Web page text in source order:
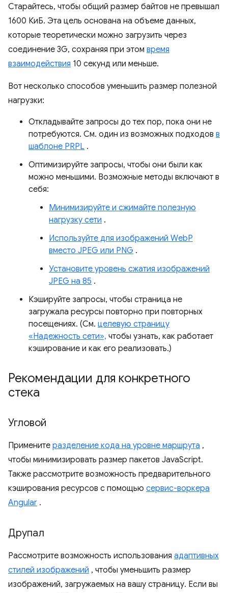
Старайтесь, чтобы общий размер байтов не превышал
1600 КиБ. Эта цель основана на объеме данных,
которые теоретически можно загрузить через
соединение 3G, сохраняя при этом время
взаимодействия 10 секунд или меньше.
Вот несколько способов уменьшить размер полезной
нагрузки:
Откладывайте запросы до тех пор, пока они не
потребуются. См. один из возможных подходов в
шаблоне PRPL .
Оптимизируйте запросы, чтобы они были как
можно меньшими. Возможные методы включают в
себя:
Минимизируйте и сжимайте полезную
нагрузку сети .
Используйте для изображений WebP
вместо JPEG или PNG .
Установите уровень сжатия изображений
JPEG на 85 .
Кэшируйте запросы, чтобы страница не
загружала ресурсы повторно при повторных
посещениях. (См. целевую страницу
«Надежность сети», чтобы узнать, как работает
кэширование и как его реализовать.)
Рекомендации для конкретного
стека
Угловой
Примените разделение кода на уровне маршрута ,
чтобы минимизировать размер пакетов JavaScript.
Также рассмотрите возможность предварительного
кэширования ресурсов с помощью сервис-воркера
Angular .
Друпал
Рассмотрите возможность использования адаптивных
стилей изображений , чтобы уменьшить размер
изображений, загружаемых на вашу страницу. Если вы